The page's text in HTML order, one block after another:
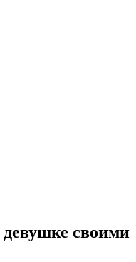
своими